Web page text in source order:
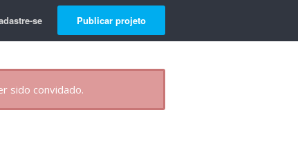
se Publicar projeto
sido convidado.